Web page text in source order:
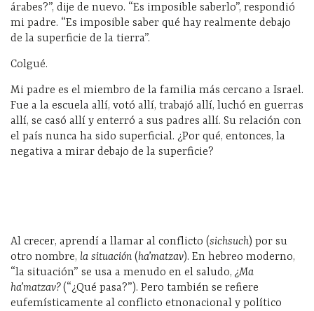
árabes?”, dije de nuevo. “Es imposible saberlo”, respondió
mi padre. “Es imposible saber qué hay realmente debajo
de la superficie de la tierra”.
Colgué.
Mi padre es el miembro de la familia más cercano a Israel.
Fue a la escuela allí, votó allí, trabajó allí, luchó en guerras
allí, se casó allí y enterró a sus padres allí. Su relación con
el país nunca ha sido superficial. ¿Por qué, entonces, la
negativa a mirar debajo de la superficie?
Al crecer, aprendí a llamar al conflicto (sichsuch) por su
otro nombre, la situación (ha’matzav). En hebreo moderno,
“la situación” se usa a menudo en el saludo, ¿Ma
ha’matzav?(“¿Qué pasa?”). Pero también se refiere
eufemísticamente al conflicto etnonacional y político